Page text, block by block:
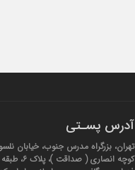
آدرس پسـتی
تهران، بزرگراه مدرس جنوب، خیابان
کوچه انصاری